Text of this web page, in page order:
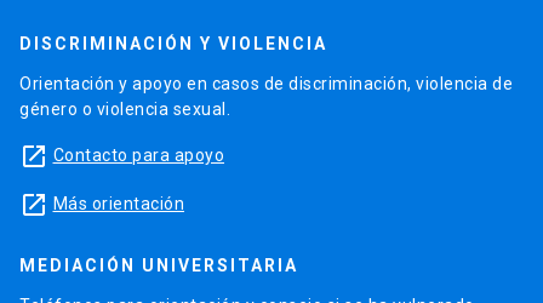
DISCRIMINACIÓN Y VIOLENCIA
Orientación y apoyo en casos de discriminación, violencia de
género o violencia sexual.
launch Contacto para apoyo
launch Más orientación
MEDIACIÓN UNIVERSITARIA